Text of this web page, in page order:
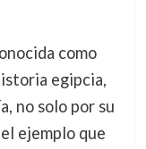
como
egipcia,
no solo por su
ejemplo que